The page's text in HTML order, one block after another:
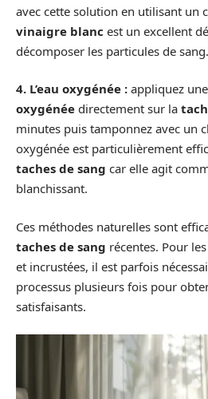
avec cette solution en utilisant un
vinaigre blanc est un excellent
décomposer les particules de sang.
4. L’eau oxygénée : appliquez
oxygénée directement sur la
minutes puis tamponnez avec un
oxygénée est particulièrement
taches de sang car elle agit
blanchissant.
Ces méthodes naturelles sont
taches de sang récentes. Pour les
et incrustées, il est parfois
processus plusieurs fois pour
satisfaisants.